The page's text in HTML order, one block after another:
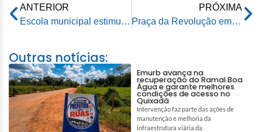
ANTERIOR
Escola municipal estimula alunos ao talento artístico
PRÓXIMA
Praça da Revolução em Rio Branco é iluminada com espetáculo do acender das luzes de Natal
Outras notícias:
Emurb avança na
recuperação do Ramal Boa
Água e garante melhores
condições de acesso no
Quixadá
Intervenção faz parte das ações de
manutenção e melhoria da
infraestrutura viária da